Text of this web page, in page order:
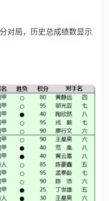
对局，历史总成绩数显示